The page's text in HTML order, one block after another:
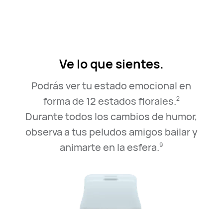
Ve lo que sientes.
Podrás ver tu estado emocional en
forma de 12 estados florales.2
Durante todos los cambios de humor,
observa a tus peludos amigos bailar y
animarte en la esfera.9